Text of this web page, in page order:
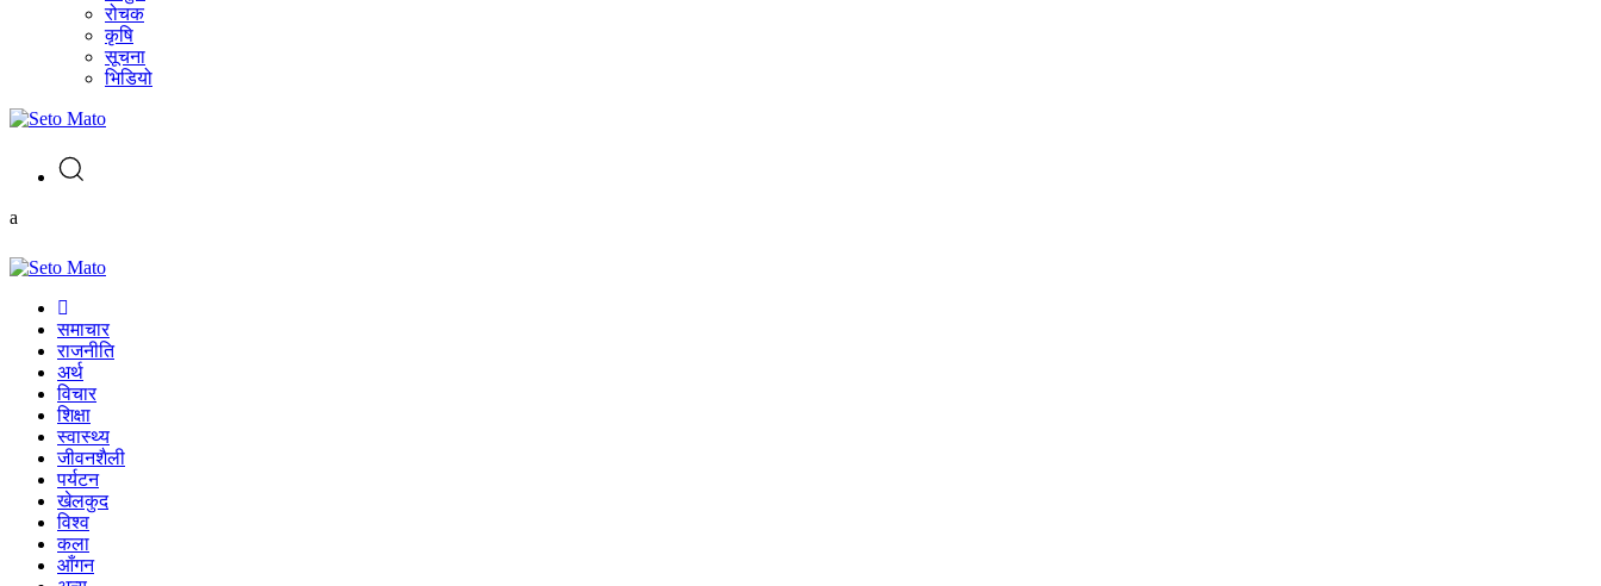
रोचक
कृषि
सूचना
भिडियो
a
समाचार
राजनीति
अर्थ
विचार
शिक्षा
स्वास्थ्य
जीवनशैली
पर्यटन
खेलकुद
विश्व
कला
आँगन